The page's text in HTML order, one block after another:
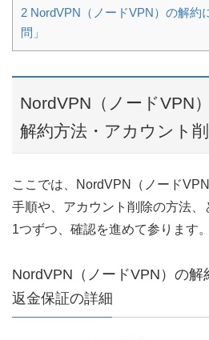
2 NordVPN（ノードVPN）の解約
問」
NordVPN（ノードVPN
解約方法・アカウント
ここでは、NordVPN（ノード
手順や、アカウント削除の方法、
1つずつ、確認を進めて参ります。
NordVPN（ノードVPN）の解
返金保証の詳細